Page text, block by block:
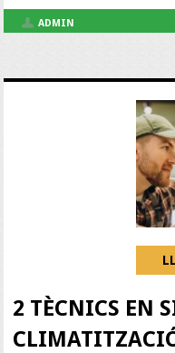
ADMIN
2 TÈCNICS EN